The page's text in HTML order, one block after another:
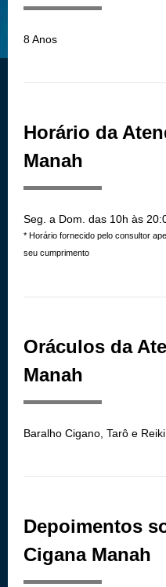
8 Anos
Horário da
Manah
Seg. a Dom. das 10h às
* Horário fornecido pelo consultor
seu cumprimento
Oráculos da
Manah
Baralho Cigano, Tarô e Reiki
Depoimentos
Cigana Manah